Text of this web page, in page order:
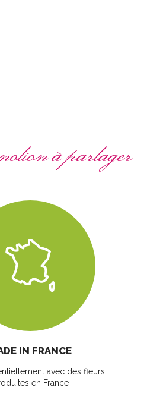
à partager
IN FRANCE
avec des fleurs
en France